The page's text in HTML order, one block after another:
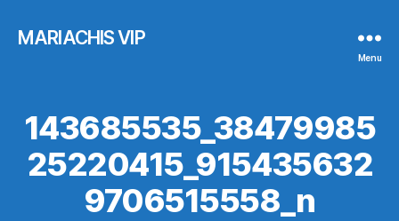
MARIACHIS VIP
Menu
143685535_38479985
25220415_915435632
9706515558_n